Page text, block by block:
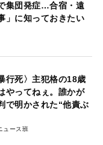
集団発症…合宿・遠
」に知っておきたい
行死〉主犯格の18歳
やってねぇ。誰かが
で明かされた“他責ぶ
ュース班